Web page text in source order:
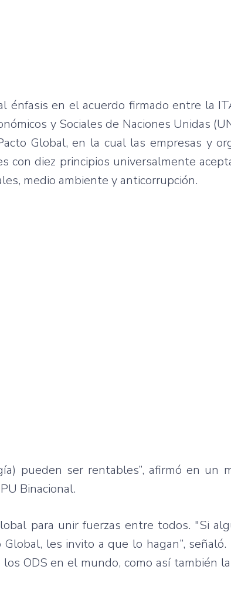
en el acuerdo firmado entre la
y Sociales de Naciones Unidas
Global, en la cual las empresas y
con diez principios universalmente
medio ambiente y anticorrupción.
pueden ser rentables”, afirmó en un
Binacional.
para unir fuerzas entre todos. "Si
les invito a que lo hagan”, señaló.
ODS en el mundo, como así también